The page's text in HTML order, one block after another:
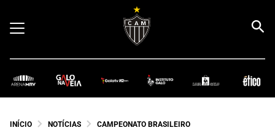
INÍCIO NOTÍCIAS CAMPEONATO BRASILEIRO